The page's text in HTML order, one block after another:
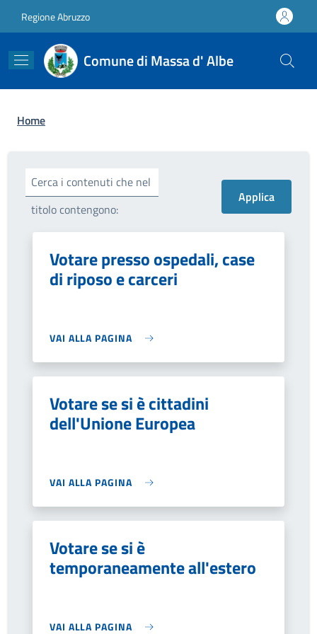
Regione Abruzzo
Comune di Massa d' Albe
Briciole di pane
Home
Cerca i contenuti che nel
titolo contengono:
Votare presso ospedali, case
di riposo e carceri
VAI ALLA PAGINA
Votare se si è cittadini
dell'Unione Europea
VAI ALLA PAGINA
Votare se si è
temporaneamente all'estero
VAI ALLA PAGINA